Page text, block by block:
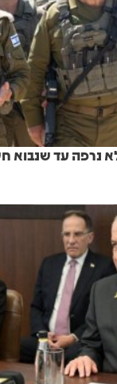
נרפה עד שנבוא